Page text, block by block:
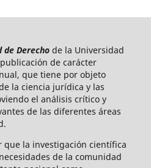
de Derecho de la Universidad
de carácter
que tiene por objeto
la ciencia jurídica y las
el análisis crítico y
de las diferentes áreas
la investigación científica
de la comunidad